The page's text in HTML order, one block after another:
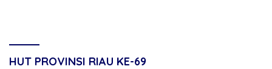
HUT PROVINSI RIAU KE-69